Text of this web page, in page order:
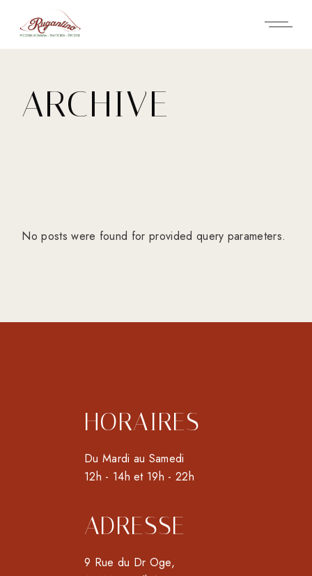
content
ARCHIVE
No posts were found for provided query parameters.
HORAIRES
Du Mardi au Samedi
12h - 14h et 19h - 22h
ADRESSE
9 Rue du Dr Oge,